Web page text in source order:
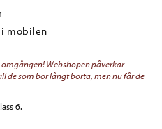
i mobilen
omgången! Webshopen påverkar
de som bor långt borta, men nu får de
6.